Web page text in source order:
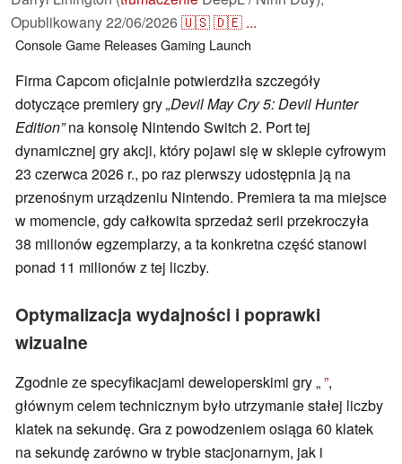
Opublikowany22/06/2026🇺🇸🇩🇪 ...
ConsoleGame ReleasesGaming Launch
Firma Capcom oficjalnie potwierdziła szczegóły
dotyczące premiery gry„Devil May Cry 5: Devil Hunter
Edition”na konsolę Nintendo Switch 2. Port tej
dynamicznej gry akcji, który pojawi się w sklepie cyfrowym
23 czerwca 2026 r., po raz pierwszy udostępnia ją na
przenośnym urządzeniu Nintendo. Premiera ta ma miejsce
w momencie, gdy całkowita sprzedaż serii przekroczyła
38 milionów egzemplarzy, a ta konkretna część stanowi
ponad 11 milionów z tej liczby.
Optymalizacja wydajności i poprawki
wizualne
Zgodnie ze specyfikacjami deweloperskimi gry „”,
głównym celem technicznym było utrzymanie stałej liczby
klatek na sekundę. Gra z powodzeniem osiąga 60 klatek
na sekundę zarówno w trybie stacjonarnym, jak i